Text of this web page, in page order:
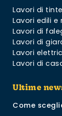
Lavori di
Lavori edili e
Lavori di
Lavori di
Lavori
Lavori di
Ultime
Come